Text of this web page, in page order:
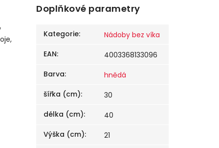
Doplňkové parametry
Kategorie:
Nádoby bez víka
EAN:
4003368133096
Barva:
hnědá
šířka (cm):
30
délka (cm):
40
Výška (cm):
21